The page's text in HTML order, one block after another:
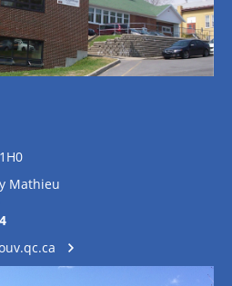
Mathieu